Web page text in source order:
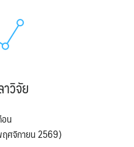
าวิจัย
อน
ศจิกายน 2569)